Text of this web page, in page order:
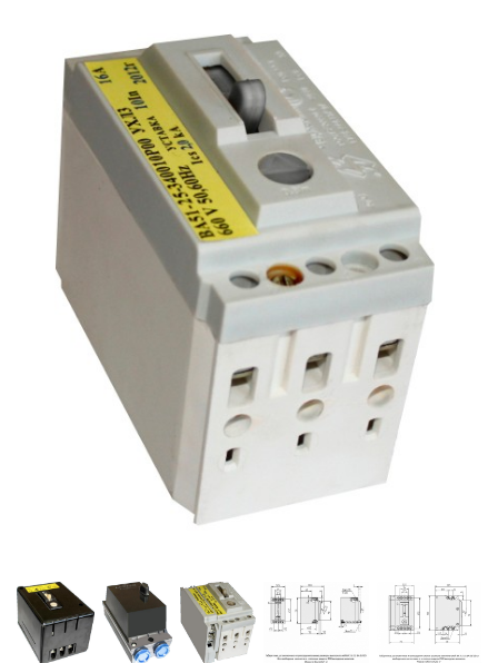
диэлектрические
Стремянки с
Стремянки с
опорой
Ширмы
РЗА (шторы)
Штендеры
Щиты
диэлектрические